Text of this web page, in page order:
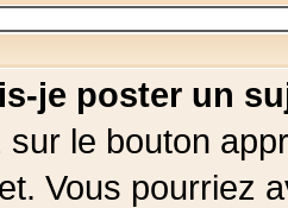
je poster un
sur le bouton
Vous pourriez